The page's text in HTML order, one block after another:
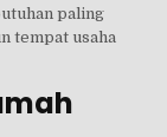
paling
tempat usaha